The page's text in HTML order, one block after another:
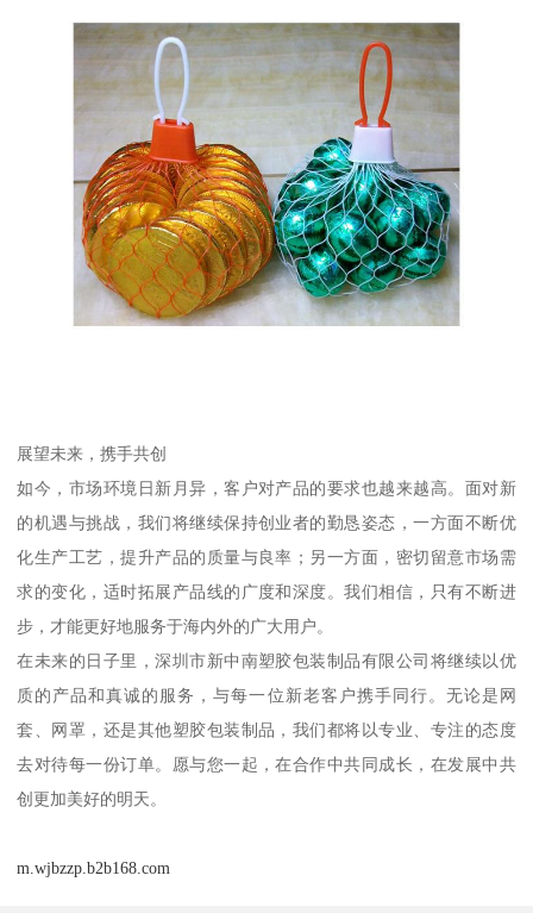
展望未来，携手共创
如今，市场环境日新月异，客户对产品的要求也越来越高。面对新
的机遇与挑战，我们将继续保持创业者的勤恳姿态，一方面不断优
化生产工艺，提升产品的质量与良率；另一方面，密切留意市场需
求的变化，适时拓展产品线的广度和深度。我们相信，只有不断进
步，才能更好地服务于海内外的广大用户。
在未来的日子里，深圳市新中南塑胶包装制品有限公司将继续以优
质的产品和真诚的服务，与每一位新老客户携手同行。无论是网
套、网罩，还是其他塑胶包装制品，我们都将以专业、专注的态度
去对待每一份订单。愿与您一起，在合作中共同成长，在发展中共
创更加美好的明天。
m.wjbzzp.b2b168.com